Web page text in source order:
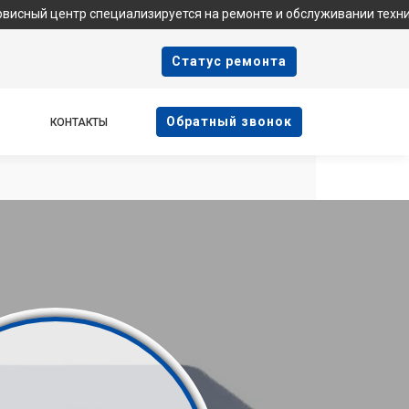
специализируется на ремонте и обслуживании техники
Cтатус ремонта
КОНТАКТЫ Oбратный звонок